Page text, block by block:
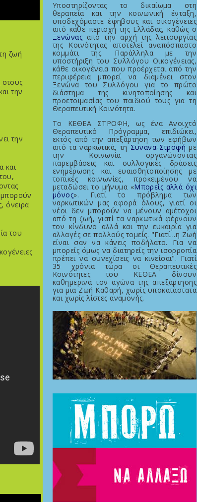
ζωή
στους
την
την
και
μπορούν
όνειρα
του
Υποστηρίζοντας το δικαίωμα στη
θεραπεία και την κοινωνική ένταξη,
υποδεχόμαστε έφηβους και οικογένειες
από κάθε περιοχή της Ελλάδας, καθώς ο
Ξενώναςαπό την αρχή της λειτουργίας
της Κοινότητας αποτελεί αναπόσπαστο
κομμάτι της. Παράλληλα με την
υποστήριξη του Συλλόγου Οικογένειας,
κάθε οικογένεια που προέρχεται από την
περιφέρεια μπορεί να διαμένει στον
Ξενώνα του Συλλόγου για το πρώτο
διάστημα της κινητοποίησης και
προετοιμασίας του παιδιού τους για τη
Θεραπευτική Κοινότητα.
Το ΚΕΘΕΑ ΣΤΡΟΦΗ, ως ένα Ανοιχτό
Θεραπευτικό Πρόγραμμα, επιδιώκει,
εκτός από την απεξάρτηση των εφήβων
από τα ναρκωτικά, τη Συνανα-Στροφή με
την Κοινωνία οργανώνοντας
παρεμβάσεις και συλλογικές δράσεις
ενημέρωσης και ευαισθητοποίησης με
τοπικές κοινωνίες, προκειμένου να
μεταδώσει το μήνυμα «Μπορείς αλλά όχι
μόνος». Γιατί το πρόβλημα των
ναρκωτικών μας αφορά όλους, γιατί οι
νέοι δεν μπορούν να μένουν αμέτοχοι
από τη ζωή, γιατί τα ναρκωτικά φέρνουν
τον κίνδυνο αλλά και την ευκαιρία για
αλλαγές σε πολλούς τομείς. "Γιατί...η Ζωή
είναι σαν να κάνεις ποδήλατο. Για να
μπορείς όμως να διατηρείς την ισορροπία
πρέπει να συνεχίσεις να κινείσαι". Γιατί
35 χρόνια τώρα οι Θεραπευτικές
Κοινότητες του ΚΕΘΕΑ δίνουν
καθημερινά τον αγώνα της απεξάρτησης
για μια Ζωή Καθαρή, χωρίς υποκατάστατα
και χωρίς λίστες αναμονής.